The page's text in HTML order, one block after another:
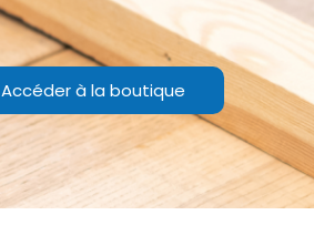
Accéder à la boutique